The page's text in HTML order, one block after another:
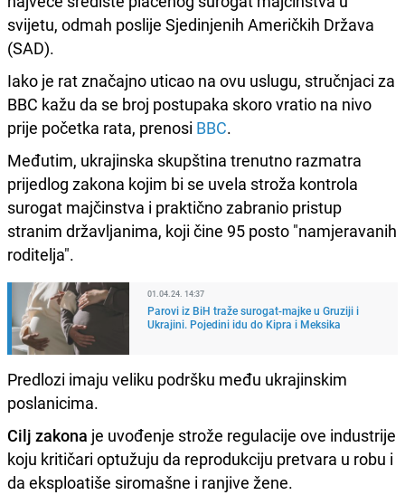
svijetu, odmah poslije Sjedinjenih Američkih Država
(SAD).
Iako je rat značajno uticao na ovu uslugu, stručnjaci za
BBC kažu da se broj postupaka skoro vratio na nivo
prije početka rata, prenosi BBC.
Međutim, ukrajinska skupština trenutno razmatra
prijedlog zakona kojim bi se uvela stroža kontrola
surogat majčinstva i praktično zabranio pristup
stranim državljanima, koji čine 95 posto "namjeravanih
roditelja".
01.04.24. 14:37
Parovi iz BiH traže surogat-majke u Gruziji i
Ukrajini. Pojedini idu do Kipra i Meksika
Predlozi imaju veliku podršku među ukrajinskim
poslanicima.
Cilj zakona je uvođenje strože regulacije ove industrije
koju kritičari optužuju da reprodukciju pretvara u robu i
da eksploatiše siromašne i ranjive žene.